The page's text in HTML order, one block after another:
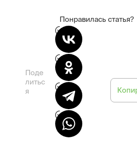
Понравилась статья?
Поде
литьс
я